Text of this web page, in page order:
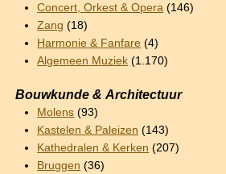
Concert, Orkest & Opera (146)
Zang (18)
Harmonie & Fanfare (4)
Algemeen Muziek (1.170)
Bouwkunde & Architectuur
Molens (93)
Kastelen & Paleizen (143)
Kathedralen & Kerken (207)
Bruggen (36)